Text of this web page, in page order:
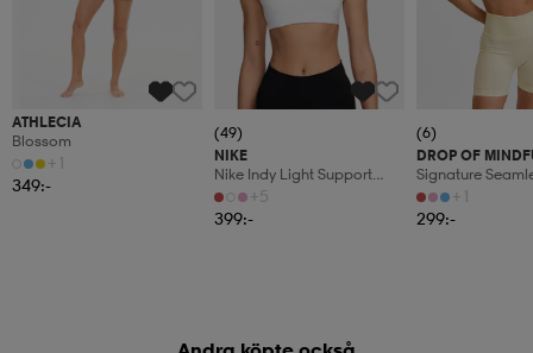
ATHLECIA
Blossom
+1
349:-
(49)
NIKE
Nike Indy Light Support
Women's Pad
+5
399:-
(6)
DROP OF
Signature
Shape Bra
+1
299:-